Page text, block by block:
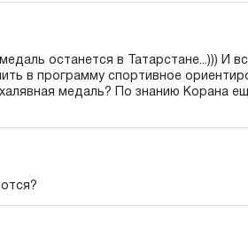
останется в Татарстане...))) И
в программу спортивное
медаль? По знанию Корана